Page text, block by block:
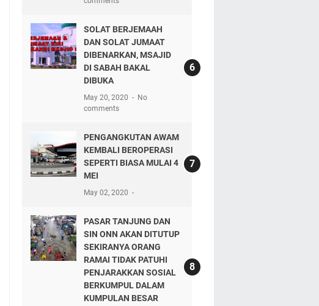
SOLAT BERJEMAAH
DAN SOLAT JUMAAT
DIBENARKAN, MSAJID
DI SABAH BAKAL
DIBUKA
May 20, 2020
No
comments
PENGANGKUTAN AWAM
KEMBALI BEROPERASI
SEPERTI BIASA MULAI 4
MEI
May 02, 2020
PASAR TANJUNG DAN
SIN ONN AKAN DITUTUP
SEKIRANYA ORANG
RAMAI TIDAK PATUHI
PENJARAKKAN SOSIAL
BERKUMPUL DALAM
KUMPULAN BESAR